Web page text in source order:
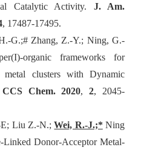
Catalytic Activity. J. Am.
, 17487-17495.
G.;# Zhang, Z.-Y.; Ning, G.-
organic frameworks for
metal clusters with Dynamic
CCS Chem.2020,2, 2045-
E; Liu Z.-N.;Wei, R.-J.;* Ning
Linked Donor-Acceptor Metal-